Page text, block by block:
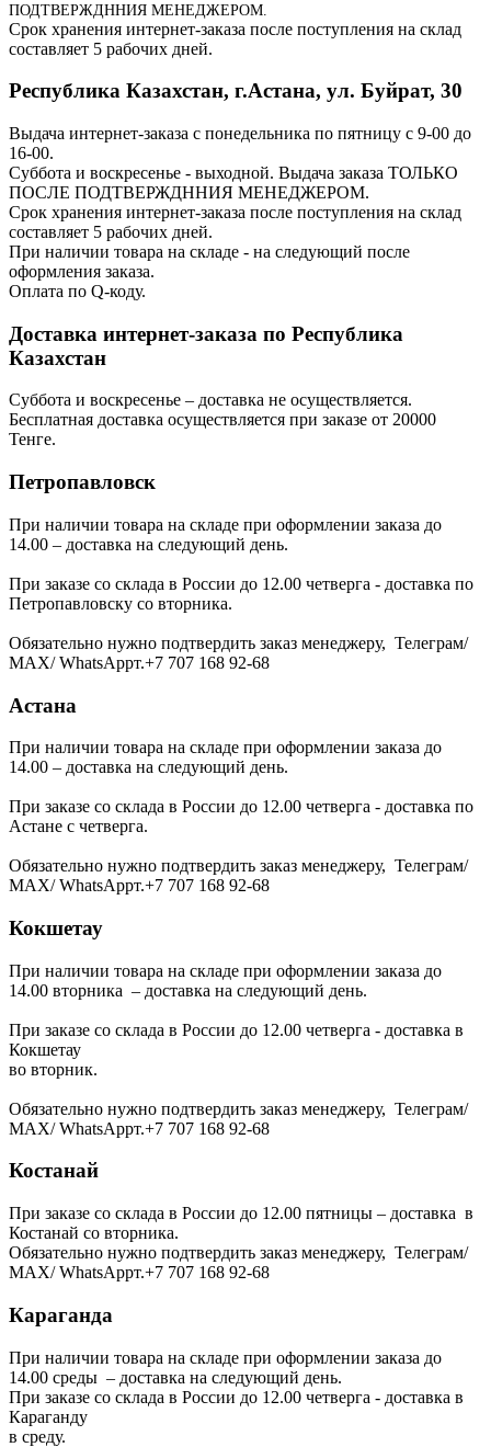
ПОДТВЕРЖДННИЯ МЕНЕДЖЕРОМ.
Срок хранения интернет-заказа после поступления на склад
составляет 5 рабочих дней.
Республика Казахстан, г.Астана, ул. Буйрат, 30
Выдача интернет-заказа с понедельника по пятницу с 9-00 до
16-00.
Суббота и воскресенье - выходной. Выдача заказа ТОЛЬКО
ПОСЛЕ ПОДТВЕРЖДННИЯ МЕНЕДЖЕРОМ.
Срок хранения интернет-заказа после поступления на склад
составляет 5 рабочих дней.
При наличии товара на складе - на следующий после
оформления заказа.
Оплата по Q-коду.
Доставка интернет-заказа по Республика
Казахстан
Суббота и воскресенье – доставка не осуществляется.
Бесплатная доставка осуществляется при заказе от 20000
Тенге.
Петропавловск
При наличии товара на складе при оформлении заказа до
14.00 – доставка на следующий день.
При заказе со склада в России до 12.00 четверга - доставка по
Петропавловску со вторника.
Обязательно нужно подтвердить заказ менеджеру, Телеграм/
МАХ/ WhatsAppт.+7 707 168 92-68
Астана
При наличии товара на складе при оформлении заказа до
14.00 – доставка на следующий день.
При заказе со склада в России до 12.00 четверга - доставка по
Астане с четверга.
Обязательно нужно подтвердить заказ менеджеру, Телеграм/
МАХ/ WhatsAppт.+7 707 168 92-68
Кокшетау
При наличии товара на складе при оформлении заказа до
14.00 вторника – доставка на следующий день.
При заказе со склада в России до 12.00 четверга - доставка в
Кокшетау
во вторник.
Обязательно нужно подтвердить заказ менеджеру, Телеграм/
МАХ/ WhatsAppт.+7 707 168 92-68
Костанай
При заказе со склада в России до 12.00 пятницы – доставка в
Костанай со вторника.
Обязательно нужно подтвердить заказ менеджеру, Телеграм/
МАХ/ WhatsAppт.+7 707 168 92-68
Караганда
При наличии товара на складе при оформлении заказа до
14.00 среды – доставка на следующий день.
При заказе со склада в России до 12.00 четверга - доставка в
Караганду
в среду.